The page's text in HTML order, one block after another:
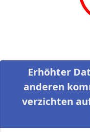
Erhöhter
anderen
verzichten